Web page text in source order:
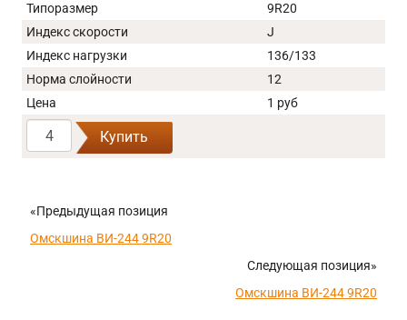
Типоразмер
9R20
Индекс скорости
J
Индекс нагрузки
136/133
Норма слойности
12
Цена
1 руб
Купить
«Предыдущая позиция
Омскшина ВИ-244 9R20
Следующая позиция»
Омскшина ВИ-244 9R20